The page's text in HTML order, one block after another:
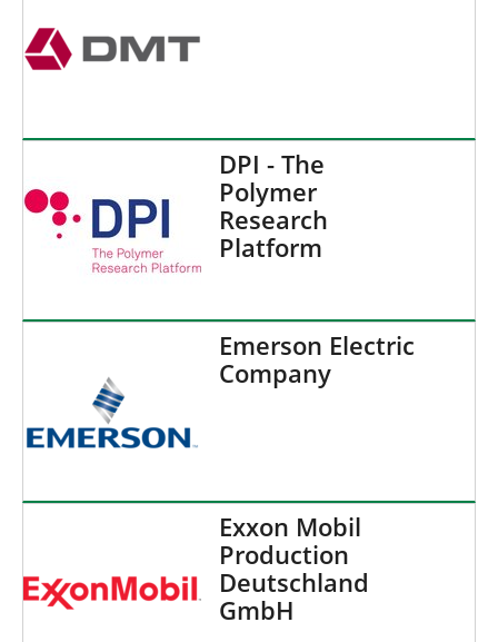
DPI - The
Polymer
Research
Platform
Emerson Electric
Company
Exxon Mobil
Production
Deutschland
GmbH